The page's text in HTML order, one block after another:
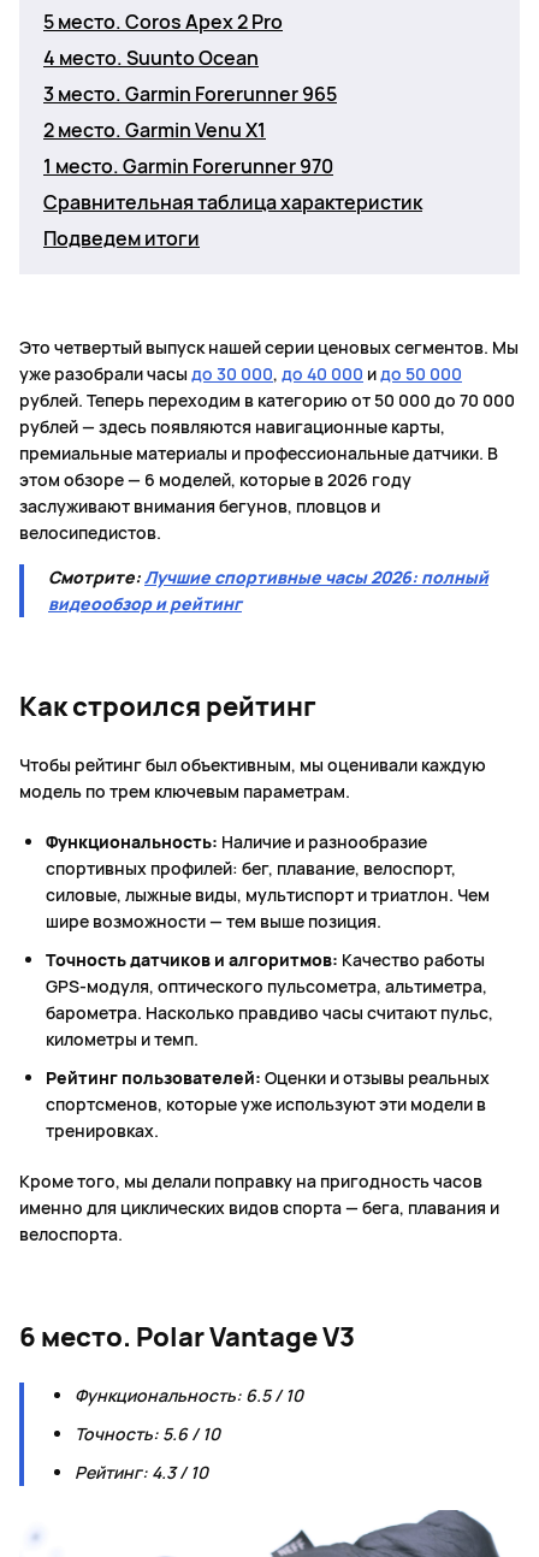
5 место. Coros Apex 2 Pro
4 место. Suunto Ocean
3 место. Garmin Forerunner 965
2 место. Garmin Venu X1
1 место. Garmin Forerunner 970
Сравнительная таблица характеристик
Подведем итоги
Это четвертый выпуск нашей серии ценовых сегментов. Мы
уже разобрали часы до 30 000, до 40 000 идо 50 000
рублей. Теперь переходим в категорию от 50 000 до 70 000
рублей — здесь появляются навигационные карты,
премиальные материалы и профессиональные датчики. В
этом обзоре — 6 моделей, которые в 2026 году
заслуживают внимания бегунов, пловцов и
велосипедистов.
Смотрите:Лучшие спортивные часы 2026: полный
видеообзор и рейтинг
Как строился рейтинг
Чтобы рейтинг был объективным, мы оценивали каждую
модель по трем ключевым параметрам.
Функциональность: Наличие и разнообразие
спортивных профилей: бег, плавание, велоспорт,
силовые, лыжные виды, мультиспорт и триатлон. Чем
шире возможности — тем выше позиция.
Точность датчиков и алгоритмов: Качество работы
GPS-модуля, оптического пульсометра, альтиметра,
барометра. Насколько правдиво часы считают пульс,
километры и темп.
Рейтинг пользователей: Оценки и отзывы реальных
спортсменов, которые уже используют эти модели в
тренировках.
Кроме того, мы делали поправку на пригодность часов
именно для циклических видов спорта — бега, плавания и
велоспорта.
6 место. Polar Vantage V3
Функциональность: 6.5 / 10
Точность: 5.6 / 10
Рейтинг: 4.3 / 10